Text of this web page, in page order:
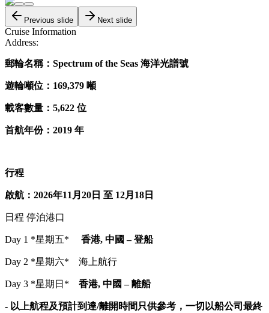
Previous slide Next slide
Cruise Information
Address:
郵輪名稱：Spectrum of the Seas 海洋光譜號
遊輪噸位：169,379 噸
載客數量：5,622 位
首航年份：2019 年
行程
啟航：2026年11月20日 至 12月18日
日程 停泊港口
Day 1 *星期五* 香港, 中國 – 登船
Day 2 *星期六* 海上航行
Day 3 *星期日* 香港, 中國 – 離船
- 以上航程及預計到達/離開時間只供參考，一切以船公司最終